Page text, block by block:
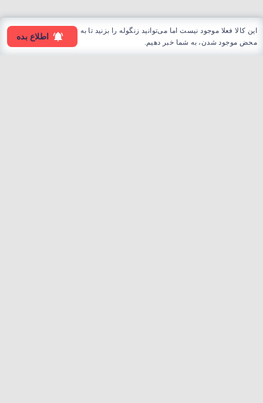
این کالا فعلا موجود نیست اما می‌توانید زنگوله را بزنید تا به
محض موجود شدن، به شما خبر دهیم.
اطلاع بده